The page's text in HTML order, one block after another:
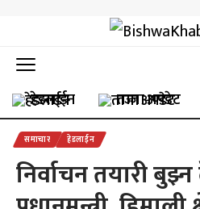
हेडलाईन ताजा अपडेट
समाचार हेडलाईन
निर्वाचन तयारी